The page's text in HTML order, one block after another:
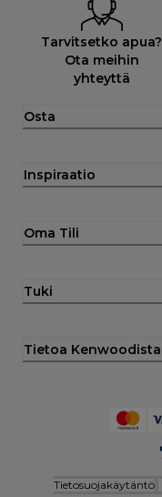
Tarvitsetko apua?
Ota meihin
yhteyttä
Osta
Inspiraatio
Oma Tili
Tuki
Tietoa Kenwoodista
Tietosuojakäytäntö